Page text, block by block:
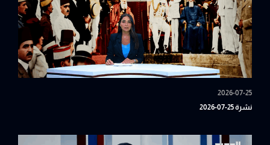
2026-07-25
نشرة 25-07-2026